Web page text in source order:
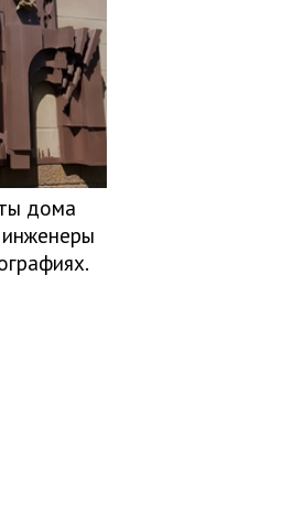
дома
инженеры